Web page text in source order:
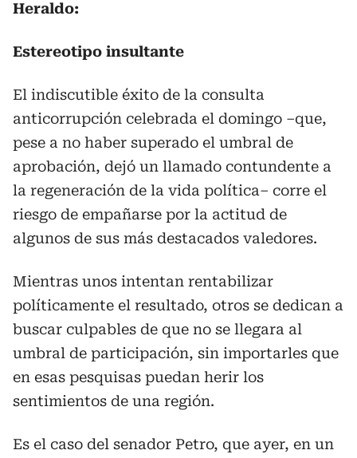
Heraldo:
Estereotipo insultante
El indiscutible éxito de la consulta
anticorrupción celebrada el domingo –que,
pese a no haber superado el umbral de
aprobación, dejó un llamado contundente a
la regeneración de la vida política– corre el
riesgo de empañarse por la actitud de
algunos de sus más destacados valedores.
Mientras unos intentan rentabilizar
políticamente el resultado, otros se dedican a
buscar culpables de que no se llegara al
umbral de participación, sin importarles que
en esas pesquisas puedan herir los
sentimientos de una región.
Es el caso del senador Petro, que ayer, en un